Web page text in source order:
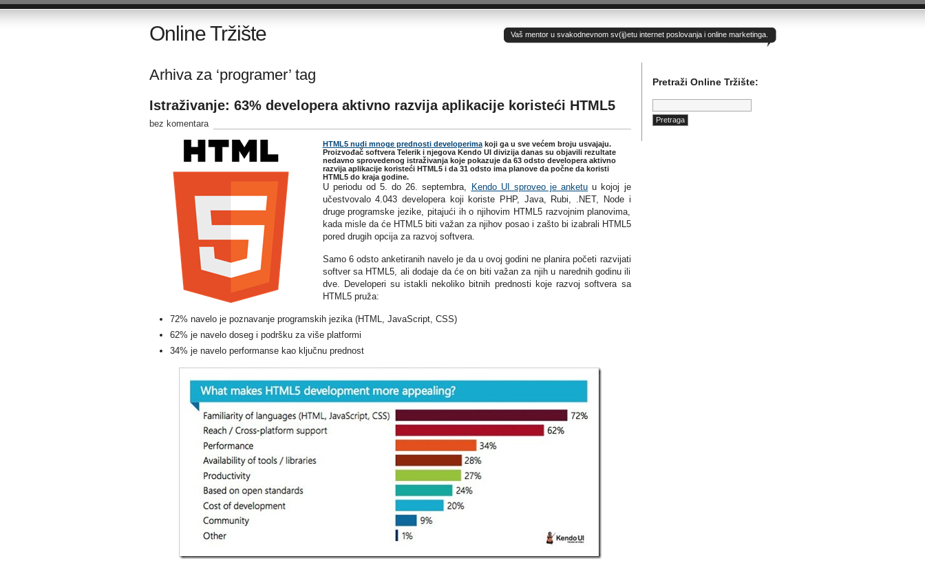
Online Tržište Vaš mentor u svakodnevnom sv(ij)etu internet poslovanja i online marketinga.
Arhiva za ‘programer’ tag
Istraživanje: 63% developera aktivno razvija aplikacije koristeći HTML5
bez komentara
HTML5 nudi mnoge prednosti developerimakoji ga u sve većem broju usvajaju.
Proizvođač softvera Telerik i njegova Kendo UI divizija danas su objavili rezultate
nedavno sprovedenog istraživanja koje pokazuje da 63 odsto developera aktivno
razvija aplikacije koristeći HTML5 i da 31 odsto ima planove da počne da koristi
HTML5 do kraja godine.
U periodu od 5. do 26. septembra, Kendo UI sproveo je anketu u kojoj je
učestvovalo 4.043 developera koji koriste PHP, Java, Rubi, .NET, Node i
druge programske jezike, pitajući ih o njihovim HTML5 razvojnim planovima,
kada misle da će HTML5 biti važan za njihov posao i zašto bi izabrali HTML5
pored drugih opcija za razvoj softvera.
Samo 6 odsto anketiranih navelo je da u ovoj godini ne planira početi razvijati
softver sa HTML5, ali dodaje da će on biti važan za njih u narednih godinu ili
dve. Developeri su istakli nekoliko bitnih prednosti koje razvoj softvera sa
HTML5 pruža:
72% navelo je poznavanje programskih jezika (HTML, JavaScript, CSS)
62% je navelo doseg i podršku za više platformi
34% je navelo performanse kao ključnu prednost
Pretraži Online Tržište:
Pretraga: